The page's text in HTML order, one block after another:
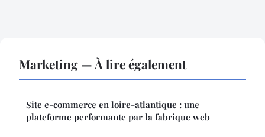
Marketing — À lire également
Site e-commerce en loire-atlantique : une
plateforme performante par la fabrique web